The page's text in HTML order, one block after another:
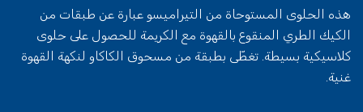
هذه الحلوى المستوحاة من التيراميسو عبارة عن طبقات من
الكيك الطري المنقوع بالقهوة مع الكريمة للحصول على حلوى
كلاسيكية بسيطة. تغطّى بطبقة من مسحوق الكاكاو لنكهة القهوة
غنية.